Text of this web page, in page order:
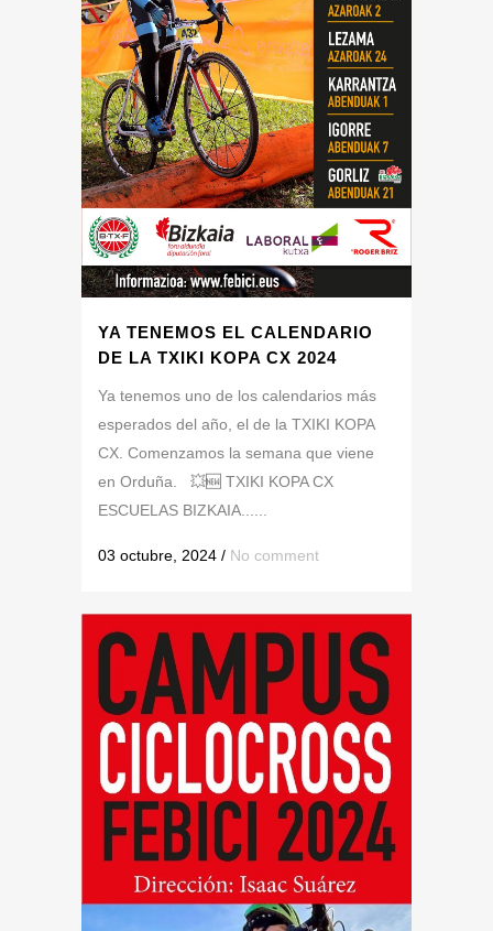
YA TENEMOS EL CALENDARIO
DE LA TXIKI KOPA CX 2024
Ya tenemos uno de los calendarios más
esperados del año, el de la TXIKI KOPA
CX. Comenzamos la semana que viene
en Orduña. 💥🆕 TXIKI KOPA CX
ESCUELAS BIZKAIA......
03 octubre, 2024 / No comment